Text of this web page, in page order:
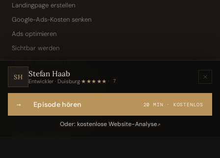
Landingpage erstellen
Google-Ads-Kosten senken
Ads optimieren
Sichtbar werden
Digitale Visitenkarte
KI-Assistent (Toni · Jarvis)
Webseite per Sprache
SH Stefan Haab
Entwickler · Duisburg·★★★★★ 7
→ Episode hören 20 MIN · KOSTENLOS
Oder: kostenlose Website-Analyse↗